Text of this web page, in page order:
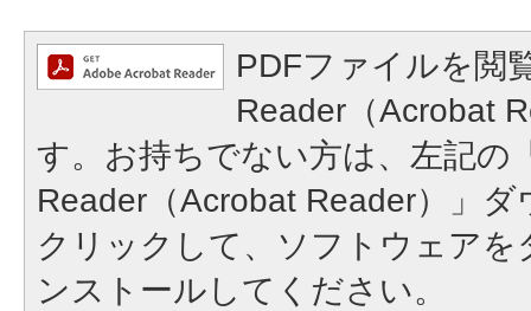
PDFファイルを閲
Reader（Acrobat
す。お持ちでない方は、左記の
Reader（Acrobat Reader）」
クリックして、ソフトウェア
ンストールしてください。